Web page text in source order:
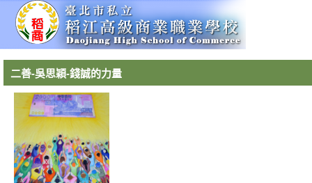
二善-吳思穎-錢誠的力量